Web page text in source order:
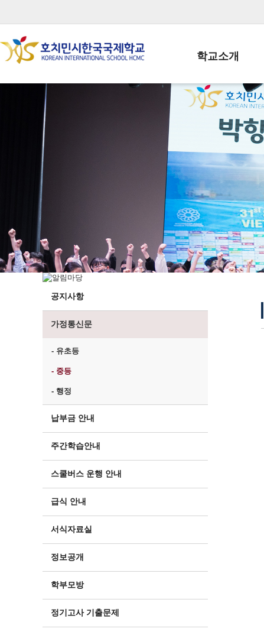
학교소개
학교장인사말
학교상징
학교연혁
교직원현황
학생현황
위치/전화
전경사진
공지사항
가정통신문
- 유초등
- 중등
- 행정
납부금 안내
주간학습안내
스쿨버스 운행 안내
급식 안내
서식자료실
정보공개
학부모방
정기고사 기출문제